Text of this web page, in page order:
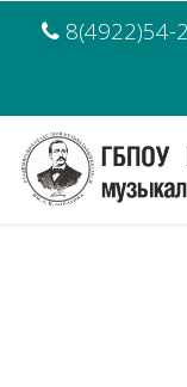
8(4922)54-